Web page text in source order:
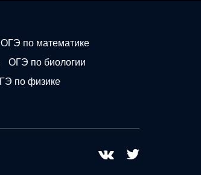
ОГЭ по математике
ОГЭ по биологии
по физике